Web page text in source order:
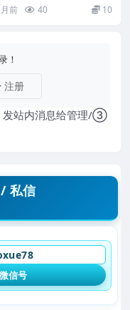
前 40 10
！
注册
站内消息给管理/③
私信
信号